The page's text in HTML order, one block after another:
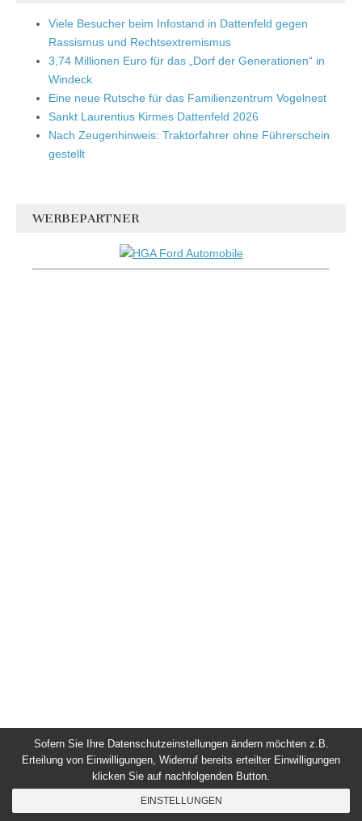
Viele Besucher beim Infostand in Dattenfeld gegen
Rassismus und Rechtsextremismus
3,74 Millionen Euro für das „Dorf der Generationen“ in
Windeck
Eine neue Rutsche für das Familienzentrum Vogelnest
Sankt Laurentius Kirmes Dattenfeld 2026
Nach Zeugenhinweis: Traktorfahrer ohne Führerschein
gestellt
WERBEPARTNER
Sofern Sie Ihre Datenschutzeinstellungen ändern möchten z.B.
Erteilung von Einwilligungen, Widerruf bereits erteilter Einwilligungen
klicken Sie auf nachfolgenden Button.
EINSTELLUNGEN